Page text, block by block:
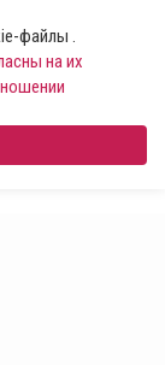
файлы .
на их